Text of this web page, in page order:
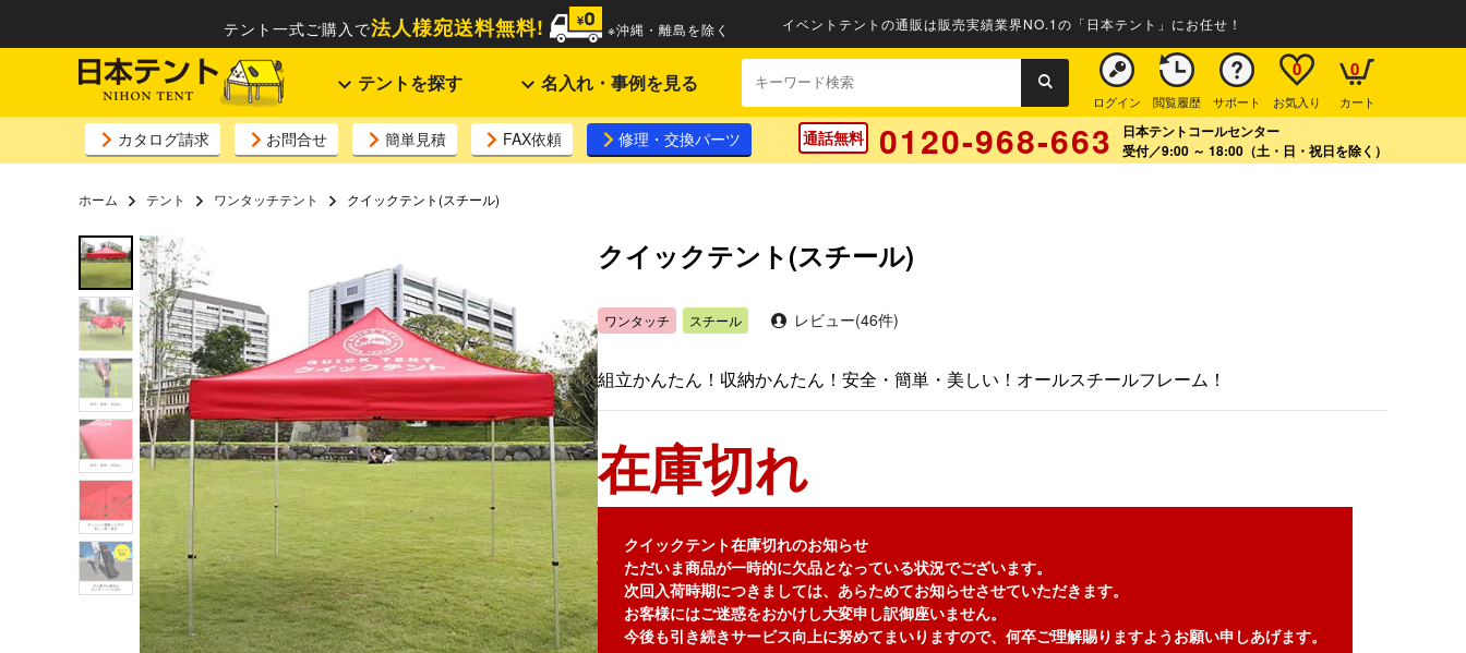
イベントテントの通販は販売実績業界NO.1の「日本テント」にお任せ！
テント一式ご購入で法人様宛送料無料! ※沖縄・離島を除く
テントを探す 名入れ・事例を見る
ログイン 閲覧履歴 サポート お気入り
0
カート
0
カタログ請求 お問合せ 簡単見積 FAX依頼 修理・交換パーツ 通話無料 0120-968-663
日本テントコールセンター
受付／9:00 ～ 18:00（土・日・祝日を除く）
ホーム テント ワンタッチテント クイックテント(スチール)
クイックテント(スチール)
ワンタッチ スチール レビュー(46件)
組立かんたん！収納かんたん！安全・簡単・美しい！オールスチールフレーム！
在庫切れ
クイックテント在庫切れのお知らせ
ただいま商品が一時的に欠品となっている状況でございます。
次回入荷時期につきましては、あらためてお知らせさせていただきます。
お客様にはご迷惑をおかけし大変申し訳御座いません。
今後も引き続きサービス向上に努めてまいりますので、何卒ご理解賜りますようお願い申しあげます。